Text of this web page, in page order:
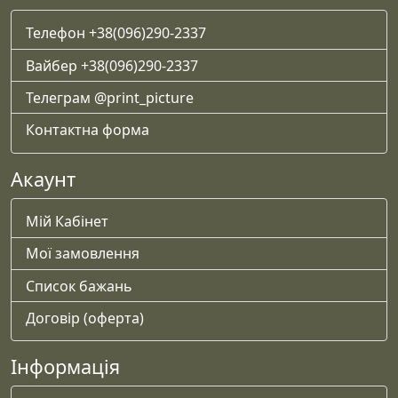
Телефон +38(096)290-2337
Вайбер +38(096)290-2337
Телеграм @print_picture
Контактна форма
Акаунт
Мій Кабінет
Мої замовлення
Список бажань
Договір (оферта)
Інформація